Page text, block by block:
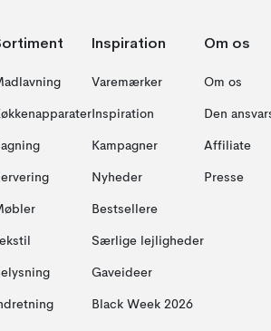
Inspiration
Varemærker
Inspiration
Kampagner
Nyheder
Bestsellere
Særlige lejligheder
Gaveideer
Black Week 2026
Om os
Om os
Den
Affiliate
Presse